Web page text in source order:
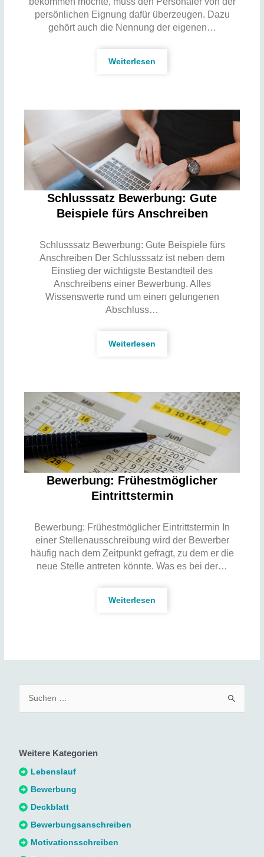
persönlichen Eignung dafür überzeugen. Dazu
gehört auch die Nennung der eigenen…
Weiterlesen
Schlusssatz Bewerbung: Gute
Beispiele fürs Anschreiben
Schlusssatz Bewerbung: Gute Beispiele fürs
Anschreiben Der Schlusssatz ist neben dem
Einstieg der wichtigste Bestandteil des
Anschreibens einer Bewerbung. Alles
Wissenswerte rund um einen gelungenen
Abschluss…
Weiterlesen
Bewerbung: Frühestmöglicher
Eintrittstermin
Bewerbung: Frühestmöglicher Eintrittstermin In
einer Stellenausschreibung wird der Bewerber
häufig nach dem Zeitpunkt gefragt, zu dem er die
neue Stelle antreten könnte. Was es bei der…
Weiterlesen
e
n
n
a
c
Weitere Kategorien
Lebenslauf
Bewerbung
Deckblatt
Bewerbungsanschreiben
Motivationsschreiben